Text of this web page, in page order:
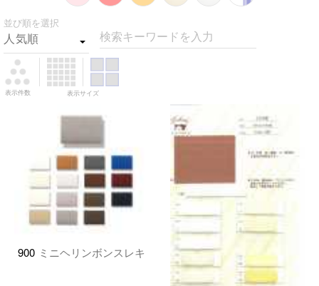
並び順を選択
検索キーワードを入力
表示件数 表示サイズ
900 ミニヘリンボンスレキ